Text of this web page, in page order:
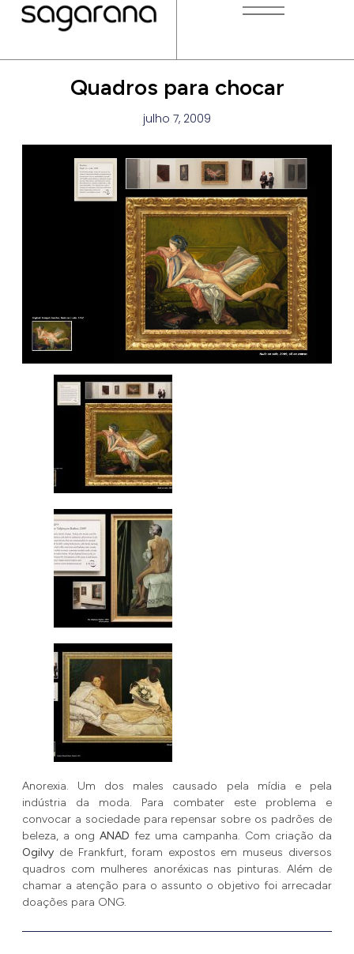
Quadros para chocar
julho 7, 2009
Anorexia. Um dos males causado pela mídia e pela
indústria da moda. Para combater este problema e
convocar a sociedade para repensar sobre os padrões de
beleza, a ongANAD fez uma campanha. Com criação da
Ogilvy de Frankfurt, foram expostos em museus diversos
quadros com mulheres anoréxicas nas pinturas. Além de
chamar a atenção para o assunto o objetivo foi arrecadar
doações para ONG.